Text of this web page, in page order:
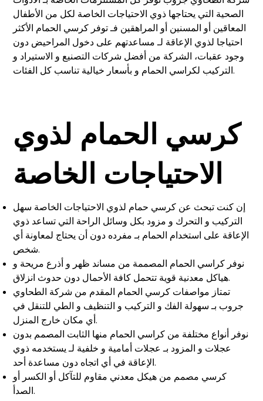
الصحية التي يحتاجها ذوي الاحتياجات الخاصة لكل من الأطفال
المعاقين أو المسنين أو المراهقين فـ توفر كرسي الحمام الأكثر
احتياجا لذوي الإعاقة لـ مساعدتهم على دخول المراحيض دون
وجود عقبات، الشركة من أفضل شركات التصنيع و الاستيراد و
التركيب لكراسي الحمام و بأسعار خيالية تناسب كل الفئات.
كرسي الحمام لذوي
الاحتياجات الخاصة
إن كنت تبحث عن كرسي حمام لذوي الاحتياجات الخاصة سهل
التركيب و التحرك و مزود بكل وسائل الراحة التي تساعد ذوي
الإعاقة على استخدام الحمام بـ مفرده دون أن يحتاج لمعاونة أي
شخص.
نوفر كراسي الحمام المصممة من مساند ظهر و أذرع مريحة و
هياكل معدنية قوية تتحمل كافة الأحمال دون حدوث انزلاق.
تمتاز مواصفات كرسي الحمام المقدم من شركة الطحاوي
جروب بـ سهولة الفك و التركيب و التنظيف و الطي للتنقل في
أي مكان خارج المنزل.
نوفر أنواع مختلفة من كراسي الحمام منها الثابت المصمم بدون
عجلات و المزود بـ عجلات أمامية و خلفية لـ يستخدمه ذوي
الإعاقة في أي اتجاه دون مساعدة أحد.
كرسي مصمم من هيكل معدني مقاوم للتآكل أو الكسر أو
الصدأ.